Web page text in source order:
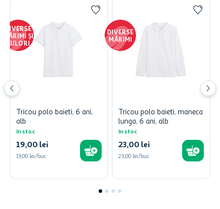
DIVERSE
MĂRIMI ȘI
CULORI
Tricou polo baieti, 6 ani,
alb
In stoc
19,00 lei
19,00 lei/buc
DIVERSE
MĂRIMI
Tricou polo baieti, maneca
lunga, 6 ani, alb
In stoc
23,00 lei
23,00 lei/buc